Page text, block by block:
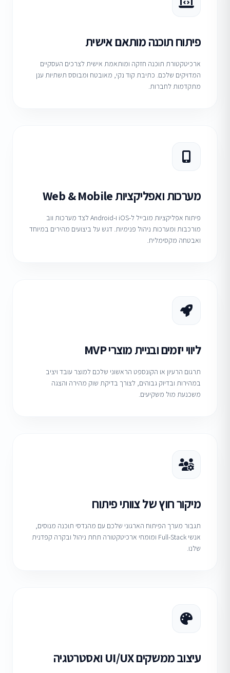
פיתוח תוכנה מותאם אישית
ארכיטקטורת תוכנה חזקה ומותאמת אישית לצרכים העסקיים
המדויקים שלכם. כתיבת קוד נקי, מאובטח ומבוסס תשתיות ענן
מתקדמות לחברות.
מערכות ואפליקציות Web & Mobile
פיתוח אפליקציות מובייל ל-iOS ו-Android לצד מערכות ווב
מורכבות ומערכות ניהול פנימיות. דגש על ביצועים מהירים במיוחד
ואבטחה מקסימלית.
ליווי יזמים ובניית מוצרי MVP
תרגום הרעיון או הקונספט הראשוני שלכם למוצר עובד ויציב
במהירות ובדיוק גבוהים, לצורך בדיקת שוק מהירה והצגה
משכנעת מול משקיעים.
מיקור חוץ של צוותי פיתוח
תגבור מערך הפיתוח הארגוני שלכם עם מהנדסי תוכנה מנוסים,
אנשי Full-Stack ומומחי ארכיטקטורה תחת ניהול ובקרה קפדנית
שלנו.
עיצוב ממשקים UI/UX ואסטרטגיה